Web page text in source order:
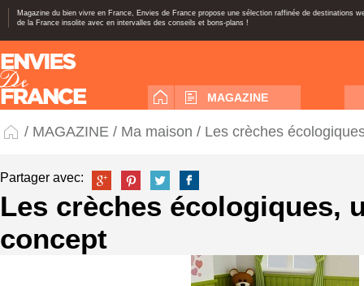
Magazine du bien vivre en France, Envies de France propose une sélection raffinée de destinations
de la France insolite avec en intervalles des conseils et bons-plans !
MAGAZINE
/ MAGAZINE / Ma maison / Les crèches
Partager avec:
Les crèches écologiques,
concept